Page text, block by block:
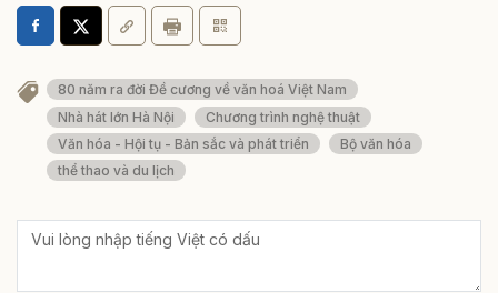
80 năm ra đời Đề cương về văn hoá Việt Nam
Nhà hát lớn Hà Nội
Chương trình nghệ thuật
Văn hóa - Hội tụ - Bản sắc và phát triển
Bộ văn hóa
thể thao và du lịch